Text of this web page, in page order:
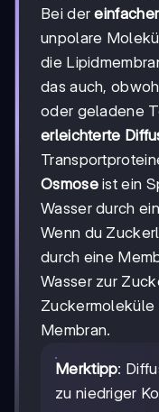
Bei der
unpolare
die
das auch,
oder geladene
erleichterte
Osmoseist ein
Wasser durch
Wenn du
durch eine
Wasser zur
Zuckermoleküle
Membran.
Merktipp:
zu niedriger